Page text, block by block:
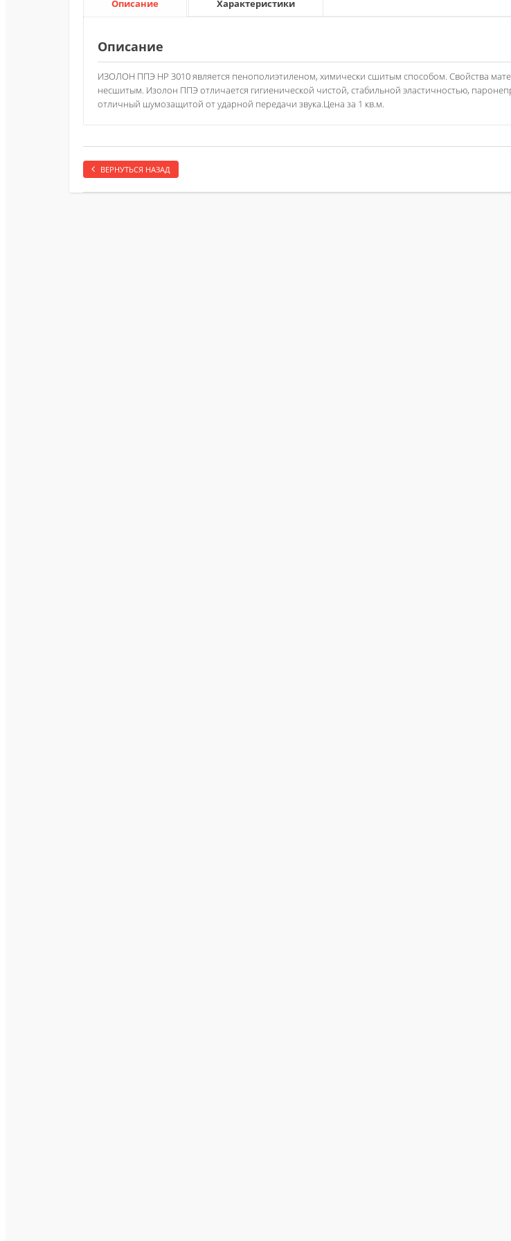
Описание Характеристики
Описание
ИЗОЛОН ППЭ НР 3010 является пенополиэтиленом, химически сшитым способом. Свойства
несшитым. Изолон ППЭ отличается гигиенической чистой, стабильной эластичностью,
отличный шумозащитой от ударной передачи звука.Цена за 1 кв.м.
ВЕРНУТЬСЯ НАЗАД